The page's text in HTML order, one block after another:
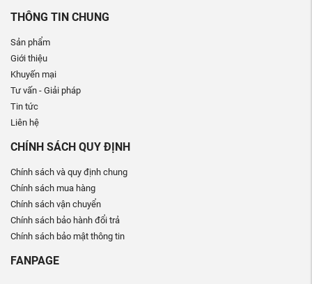
THÔNG TIN CHUNG
Sản phẩm
Giới thiệu
Khuyến mại
Tư vấn - Giải pháp
Tin tức
Liên hệ
CHÍNH SÁCH QUY ĐỊNH
Chính sách và quy định chung
Chính sách mua hàng
Chính sách vận chuyển
Chính sách bảo hành đổi trả
Chính sách bảo mật thông tin
FANPAGE